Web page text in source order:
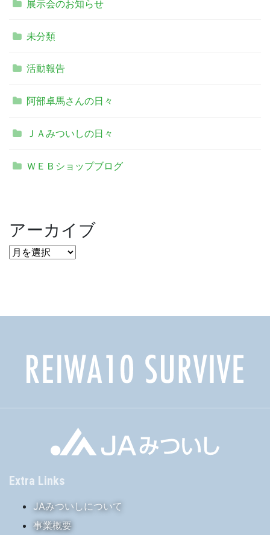
展示会のお知らせ
未分類
活動報告
阿部卓馬さんの日々
ＪＡみついしの日々
ＷＥＢショップブログ
アーカイブ
ア
Extra Links
JAみついしについて
事業概要